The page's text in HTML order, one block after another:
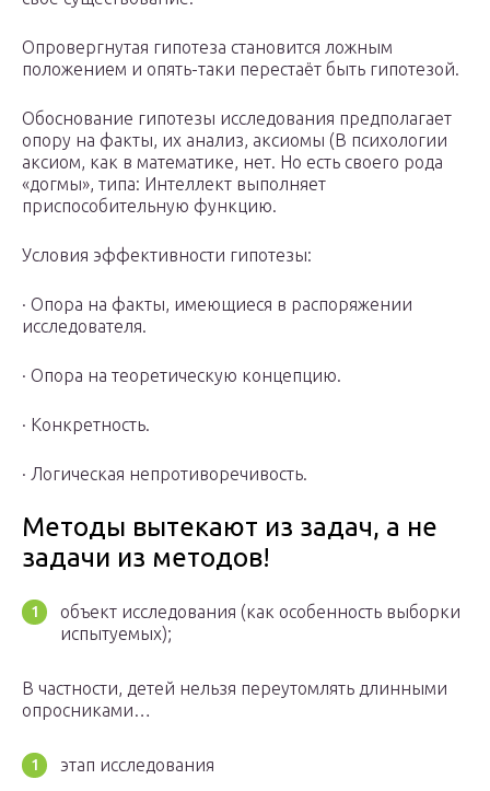
Опровергнутая гипотеза становится ложным
положением и опять-таки перестаёт быть гипотезой.
Обоснование гипотезы исследования предполагает
опору на факты, их анализ, аксиомы (В психологии
аксиом, как в математике, нет. Но есть своего рода
«догмы», типа: Интеллект выполняет
приспособительную функцию.
Условия эффективности гипотезы:
· Опора на факты, имеющиеся в распоряжении
исследователя.
· Опора на теоретическую концепцию.
· Конкретность.
· Логическая непротиворечивость.
Методы вытекают из задач, а не
задачи из методов!
объект исследования (как особенность выборки
испытуемых);
В частности, детей нельзя переутомлять длинными
опросниками…
этап исследования